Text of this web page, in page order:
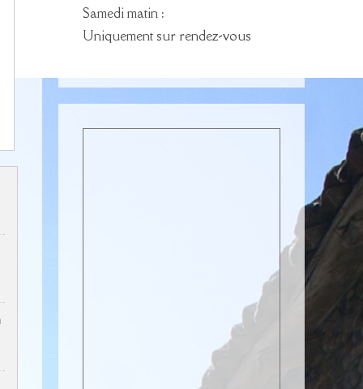
Samedi matin :
Uniquement sur rendez-vous